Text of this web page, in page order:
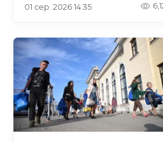
01 сер. 2026 14:35